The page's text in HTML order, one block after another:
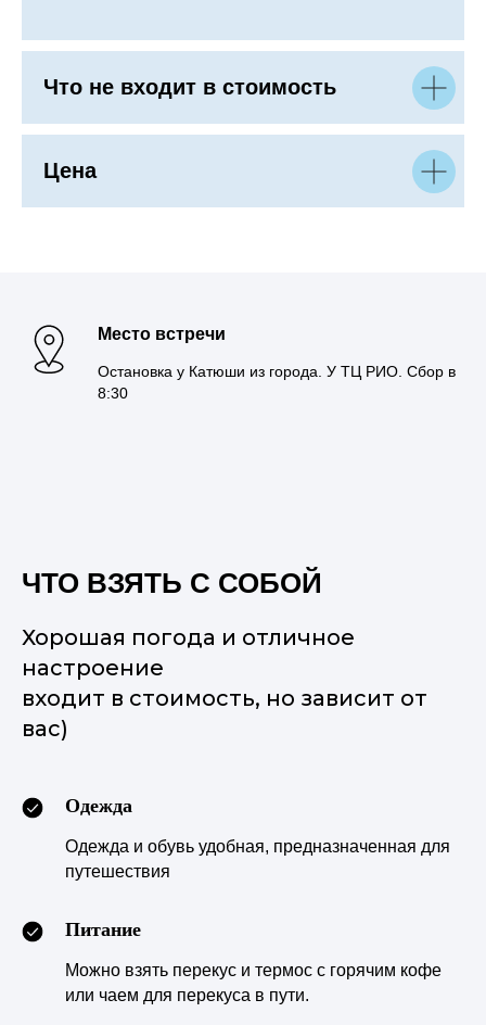
Что не входит в стоимость
Цена
Место встречи
Остановка у Катюши из города. У ТЦ РИО. Сбор в
8:30
ЧТО ВЗЯТЬ С СОБОЙ
Хорошая погода и отличное
настроение
входит в стоимость, но зависит от
вас)
Одежда
Одежда и обувь удобная, предназначенная для
путешествия
Питание
Можно взять перекус и термос с горячим кофе
или чаем для перекуса в пути.